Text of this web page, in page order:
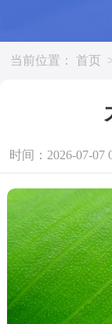
当前位置： 首页
时间：2026-07-07